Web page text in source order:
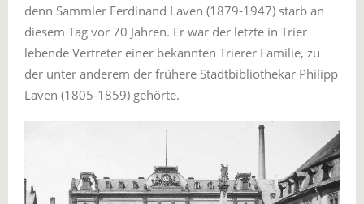
denn Sammler Ferdinand Laven (1879-1947) starb an
diesem Tag vor 70 Jahren. Er war der letzte in Trier
lebende Vertreter einer bekannten Trierer Familie, zu
der unter anderem der frühere Stadtbibliothekar Philipp
Laven (1805-1859) gehörte.